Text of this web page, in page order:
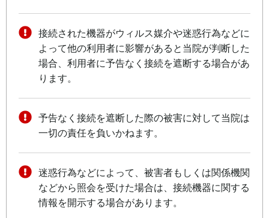
接続された機器がウィルス媒介や迷惑行為などに
よって他の利用者に影響があると当院が判断した
場合、利用者に予告なく接続を遮断する場合があ
ります。
予告なく接続を遮断した際の被害に対して当院は
一切の責任を負いかねます。
迷惑行為などによって、被害者もしくは関係機関
などから照会を受けた場合は、接続機器に関する
情報を開示する場合があります。